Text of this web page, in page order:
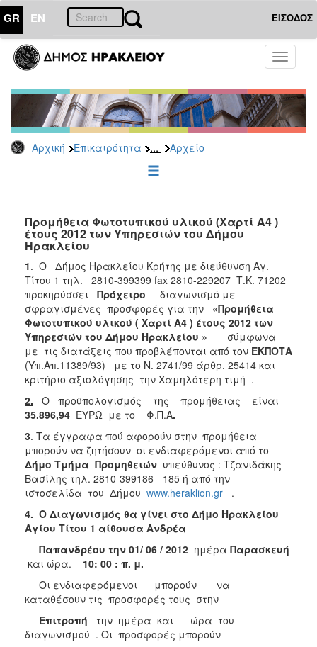
GR EN ΕΙΣΟΔΟΣ
Toggle
Αρχική Επικαιρότητα ... Αρχείο
ΕΠΙΚΑΙΡΟΤΗΤΑ
-
Δημοπρασίες
Αρχείο
2026
2022
2020
2019
2018
2017
2016
2015
2013
ΔΗΜΟΤΗΣ
ΗΡΑΚΛΕΙΟ
Προμήθεια Φωτοτυπικού υλικού (Χαρτί Α4 )
έτους 2012 των Υπηρεσιών του Δήμου
Ηρακλείου
1. Ο Δήμος Ηρακλείου Κρήτης με διεύθυνση Αγ.
Τίτου 1 τηλ. 2810-399399 fax 2810-229207 Τ.Κ. 71202
προκηρύσσει Πρόχειρο
διαγωνισμό με
σφραγισμένες προσφορές για την «Προμήθεια
Φωτοτυπικού υλικού ( Χαρτί Α4 ) έτους 2012 των
Υπηρεσιών του Δήμου Ηρακλείου »
σύμφωνα
με τις διατάξεις που προβλέπονται από τον ΕΚΠΟΤΑ
(Υπ.Απ.11389/93) με το Ν. 2741/99 άρθρ. 25414 και
κριτήριο αξιολόγησης την Χαμηλότερη τιμή .
2.
Ο προϋπολογισμός της προμήθειας είναι
35.896,94 ΕΥΡΩ με το Φ.Π.Α.
3. Τα έγγραφα πού αφορούν στην προμήθεια
μπορούν να ζητήσουν οι ενδιαφερόμενοι από το
Δήμο Τμήμα Προμηθειών υπεύθυνος : Τζανιδάκης
Βασίλης τηλ. 2810-399186 - 185 ή από την
ιστοσελίδα του Δήμου www.heraklion.gr .
4. Ο Διαγωνισμός θα γίνει στο Δήμο Ηρακλείου
Αγίου Τίτου 1 αίθουσα Ανδρέα
Παπανδρέου την 01/ 06 / 2012 ημέρα Παρασκευή
και ώρα.
10: 00 : π. μ.
Οι ενδιαφερόμενοι μπορούν να
καταθέσουν τις προσφορές τους στην
Επιτροπή την ημέρα και ώρα του
διαγωνισμού . Οι προσφορές μπορούν